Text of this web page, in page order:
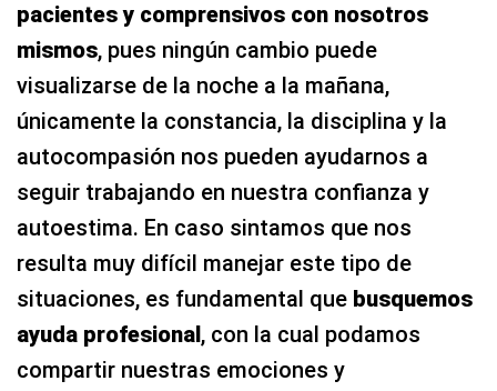
pacientes y comprensivos con nosotros
mismos, pues ningún cambio puede
visualizarse de la noche a la mañana,
únicamente la constancia, la disciplina y la
autocompasión nos pueden ayudarnos a
seguir trabajando en nuestra confianza y
autoestima. En caso sintamos que nos
resulta muy difícil manejar este tipo de
situaciones, es fundamental que busquemos
ayuda profesional, con la cual podamos
compartir nuestras emociones y